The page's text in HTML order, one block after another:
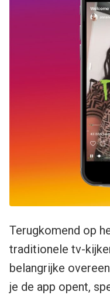
Terugkomend op
traditionele tv-
belangrijke
je de app opent,